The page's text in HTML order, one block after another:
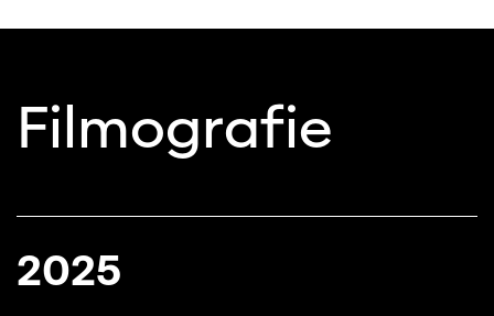
Filmografie
2025